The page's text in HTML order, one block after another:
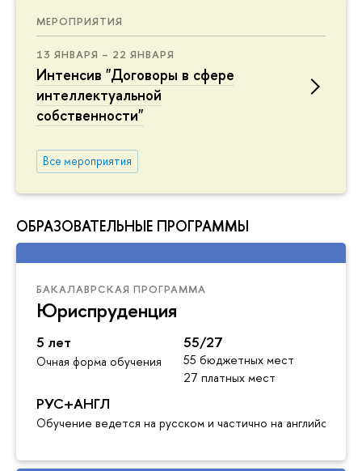
МЕРОПРИЯТИЯ
13 ЯНВАРЯ – 22 ЯНВАРЯ
Интенсив "Договоры в сфере
интеллектуальной
собственности"
Все мероприятия
ОБРАЗОВАТЕЛЬНЫЕ ПРОГРАММЫ
БАКАЛАВРСКАЯ ПРОГРАММА
Юриспруденция
5 лет
Очная форма обучения
55/27
55 бюджетных мест
27 платных мест
РУС+АНГЛ
Обучение ведется на русском и частично на английском